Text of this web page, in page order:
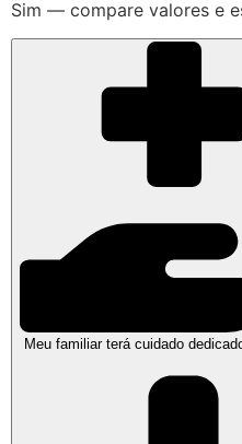
Sim — compare valores e
Meu familiar terá cuidado